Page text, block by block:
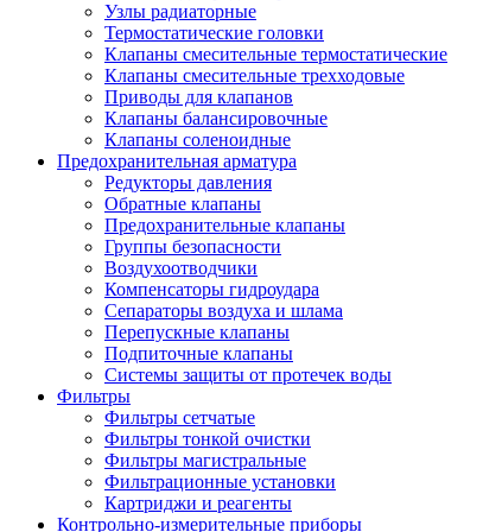
Узлы радиаторные
Термостатические головки
Клапаны смесительные термостатические
Клапаны смесительные трехходовые
Приводы для клапанов
Клапаны балансировочные
Клапаны соленоидные
Предохранительная арматура
Редукторы давления
Обратные клапаны
Предохранительные клапаны
Группы безопасности
Воздухоотводчики
Компенсаторы гидроудара
Сепараторы воздуха и шлама
Перепускные клапаны
Подпиточные клапаны
Системы защиты от протечек воды
Фильтры
Фильтры сетчатые
Фильтры тонкой очистки
Фильтры магистральные
Фильтрационные установки
Картриджи и реагенты
Контрольно-измерительные приборы